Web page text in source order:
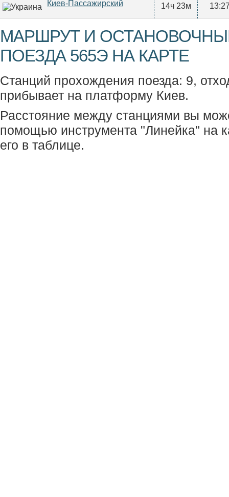
Киев-Пассажирский 14ч 23м
МАРШРУТ И
ПОЕЗДА 565Э НА КАРТЕ
Станций прохождения поезда: 9,
прибывает на платформу Киев.
Расстояние между станциями вы
помощью инструмента "Линейка" на
его в таблице.